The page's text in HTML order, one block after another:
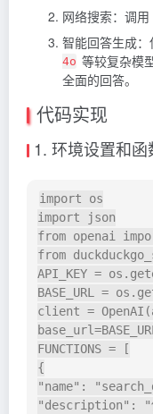
网络搜索：调用
智能回答生成：
4o 等较复杂模
全面的回答。
代码实现
1. 环境设置和函
import os
import json
from openai
from
API_KEY =
BASE_URL =
client =
FUNCTIONS = [
{
"name":
"description": "使